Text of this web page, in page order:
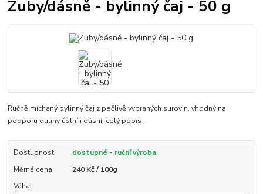
Zuby/dásně - bylinný čaj - 50 g
Ručně míchaný bylinný čaj z pečlivě vybraných surovin, vhodný na
podporu dutiny ústní i dásní. celý popis
Dostupnost
dostupné - ruční výroba
Měrná cena
240 Kč / 100g
Váha